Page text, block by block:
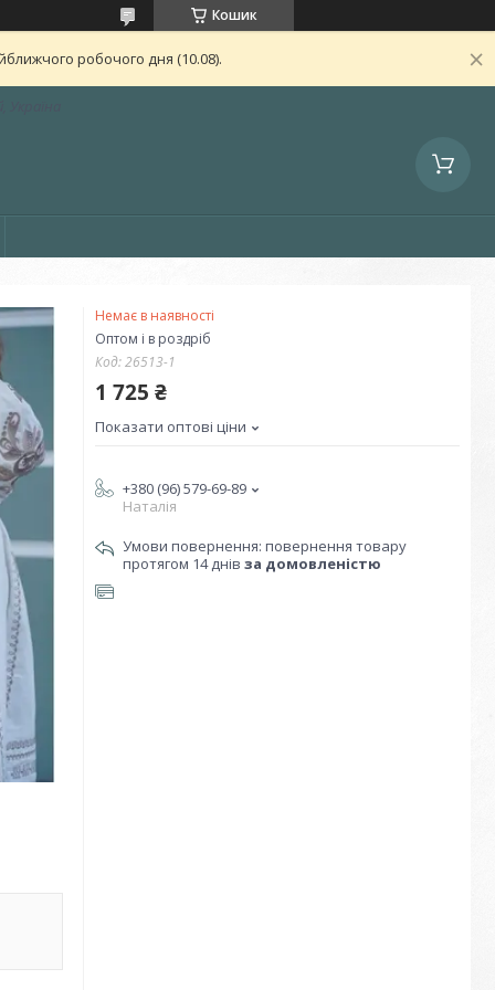
Кошик
робочого дня (10.08).
Немає в наявності
Оптом і в роздріб
Код:26513-1
1 725 ₴
Показати оптові ціни
+380 (96) 579-69-89
Наталія
повернення товару
протягом 14 днів за домовленістю